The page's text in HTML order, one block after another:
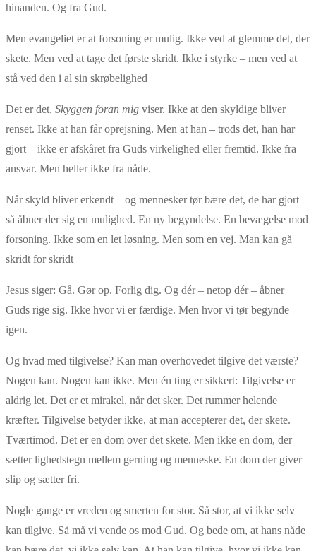
hinanden. Og fra Gud.
Men evangeliet er at forsoning er mulig. Ikke ved at glemme det, der
skete. Men ved at tage det første skridt. Ikke i styrke – men ved at
stå ved den i al sin skrøbelighed
Det er det, Skyggen foran mig viser. Ikke at den skyldige bliver
renset. Ikke at han får oprejsning. Men at han – trods det, han har
gjort – ikke er afskåret fra Guds virkelighed eller fremtid. Ikke fra
ansvar. Men heller ikke fra nåde.
Når skyld bliver erkendt – og mennesker tør bære det, de har gjort –
så åbner der sig en mulighed. En ny begyndelse. En bevægelse mod
forsoning. Ikke som en let løsning. Men som en vej. Man kan gå
skridt for skridt
Jesus siger: Gå. Gør op. Forlig dig. Og dér – netop dér – åbner
Guds rige sig. Ikke hvor vi er færdige. Men hvor vi tør begynde
igen.
Og hvad med tilgivelse? Kan man overhovedet tilgive det værste?
Nogen kan. Nogen kan ikke. Men én ting er sikkert: Tilgivelse er
aldrig let. Det er et mirakel, når det sker. Det rummer helende
kræfter. Tilgivelse betyder ikke, at man accepterer det, der skete.
Tværtimod. Det er en dom over det skete. Men ikke en dom, der
sætter lighedstegn mellem gerning og menneske. En dom der giver
slip og sætter fri.
Nogle gange er vreden og smerten for stor. Så stor, at vi ikke selv
kan tilgive. Så må vi vende os mod Gud. Og bede om, at hans nåde